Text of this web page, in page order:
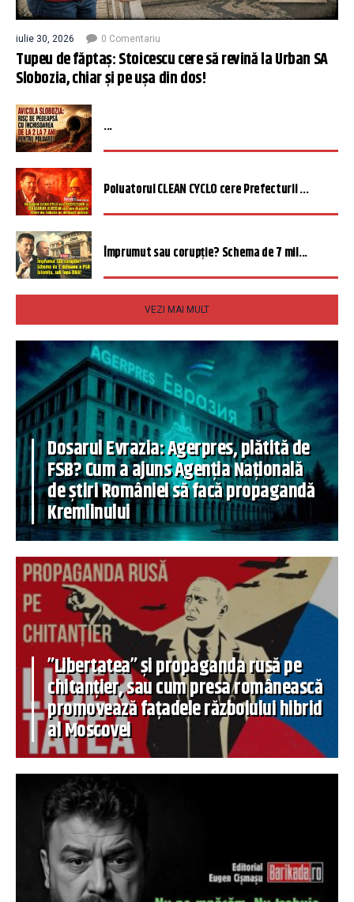
iulie 30, 2026 0 Comentariu
Tupeu de făptaș: Stoicescu cere să revină la Urban SA
Slobozia, chiar și pe ușa din dos!
...
Poluatorul CLEAN CYCLO cere Prefecturii ...
Împrumut sau corupție? Schema de 7 mil...
VEZI MAI MULT
Dosarul Evrazia: Agerpres, plătită de
FSB? Cum a ajuns Agenția Națională
de știri României să facă propagandă
Kremlinului
”Libertatea” și propaganda rusă pe
chitanțier, sau cum presa românească
promovează fațadele războiului hibrid
al Moscovei